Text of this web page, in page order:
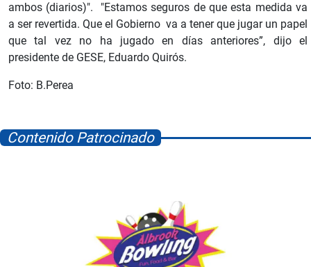
ambos (diarios)". "Estamos seguros de que esta medida va
a ser revertida. Que el Gobierno va a tener que jugar un papel
que tal vez no ha jugado en días anteriores”, dijo el
presidente de GESE, Eduardo Quirós.
Foto: B.Perea
Contenido Patrocinado